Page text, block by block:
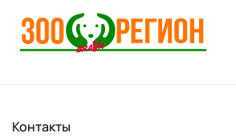
Контакты